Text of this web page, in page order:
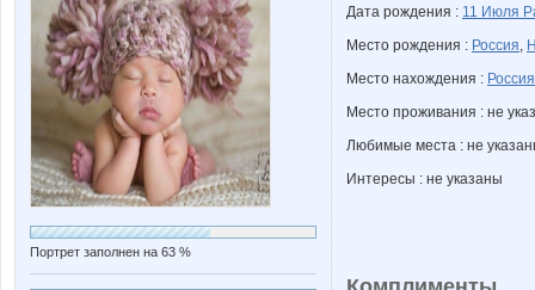
Портрет заполнен на 63 %
Дата рождения : 11 Июля
Место рождения : Россия,
Место нахождения : Россия
Место проживания : не
Любимые места : не
Интересы : не указаны